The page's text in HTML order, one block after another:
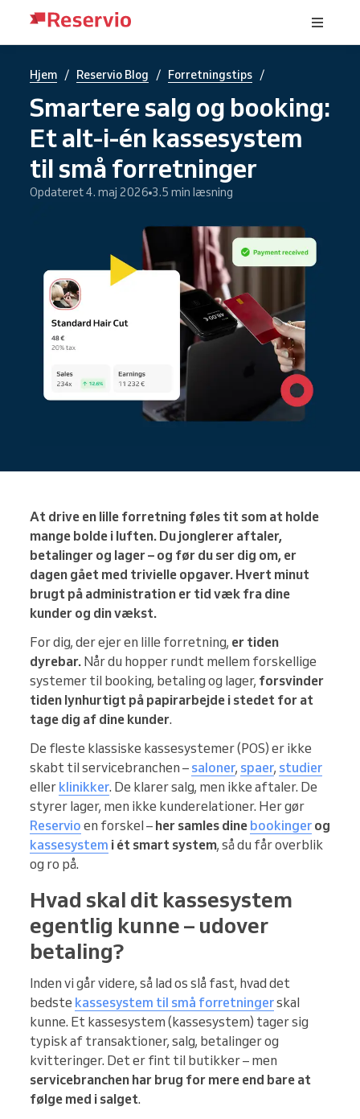
Hjem / Reservio Blog / Forretningstips /
Smartere salg og booking:
Et alt-i-én kassesystem
til små forretninger
Opdateret 4. maj 2026 3.5 min læsning
At drive en lille forretning føles tit som at holde
mange bolde i luften. Du jonglerer aftaler,
betalinger og lager – og før du ser dig om, er
dagen gået med trivielle opgaver. Hvert minut
brugt på administration er tid væk fra dine
kunder og din vækst.
For dig, der ejer en lille forretning, er tiden
dyrebar. Når du hopper rundt mellem forskellige
systemer til booking, betaling og lager, forsvinder
tiden lynhurtigt på papirarbejde i stedet for at
tage dig af dine kunder.
De fleste klassiske kassesystemer (POS) er ikke
skabt til servicebranchen – saloner, spaer, studier
eller klinikker. De klarer salg, men ikke aftaler. De
styrer lager, men ikke kunderelationer. Her gør
Reservio en forskel – her samles dine bookinger og
kassesystem i ét smart system, så du får overblik
og ro på.
Hvad skal dit kassesystem
egentlig kunne – udover
betaling?
Inden vi går videre, så lad os slå fast, hvad det
bedste kassesystem til små forretningerskal
kunne. Et kassesystem (kassesystem) tager sig
typisk af transaktioner, salg, betalinger og
kvitteringer. Det er fint til butikker – men
servicebranchen har brug for mere end bare at
følge med i salget.